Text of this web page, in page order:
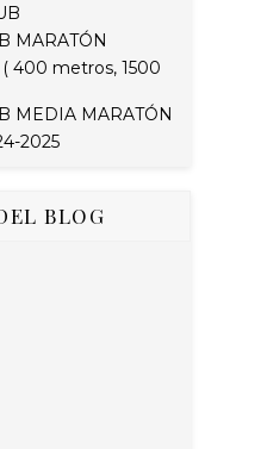
MARATÓN
400 metros, 1500
MEDIA MARATÓN
2025
BLOG